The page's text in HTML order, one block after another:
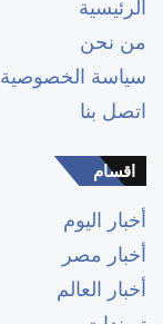
الرئيسية
من نحن
سياسة الخصوصية
اتصل بنا
اقسام
أخبار اليوم
أخبار مصر
أخبار العالم